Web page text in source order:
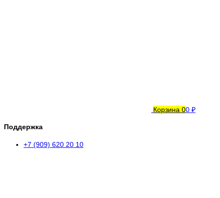
Корзина 00 ₽
Поддержка
+7 (909) 620 20 10